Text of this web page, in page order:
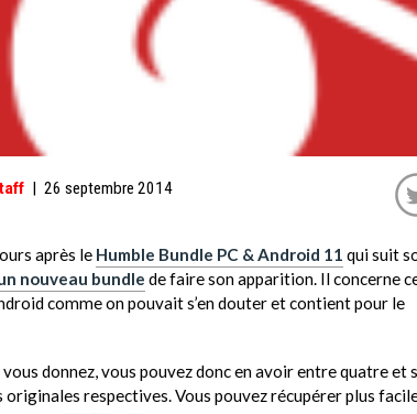
| 26 septembre 2014
après le Humble Bundle PC & Android 11 qui suit
nouveau bundle de faire son apparition. Il concerne
comme on pouvait s’en douter et contient pour le
donnez, vous pouvez donc en avoir entre quatre et
originales respectives. Vous pouvez récupérer plus